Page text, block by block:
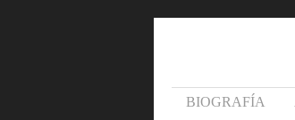
BIOGRAFÍA